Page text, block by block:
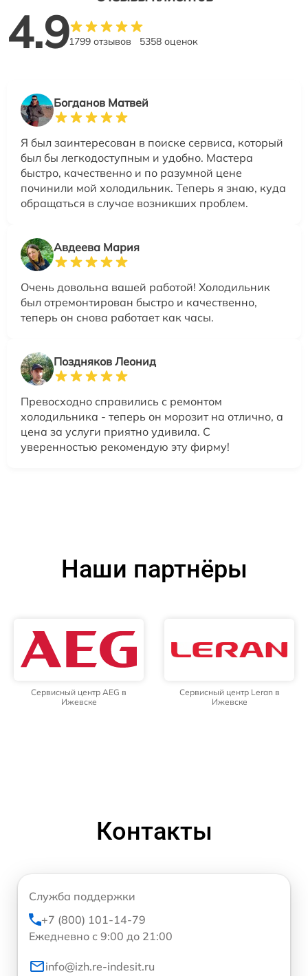
4.91799 отзывов 5358 оценок
Богданов Матвей
Я был заинтересован в поиске сервиса, который
был бы легкодоступным и удобно. Мастера
быстро, качественно и по разумной цене
починили мой холодильник. Теперь я знаю, куда
обращаться в случае возникших проблем.
Авдеева Мария
Очень довольна вашей работой! Холодильник
был отремонтирован быстро и качественно,
теперь он снова работает как часы.
Поздняков Леонид
Превосходно справились с ремонтом
холодильника - теперь он морозит на отлично, а
цена за услуги приятно удивила. С
уверенностью рекомендую эту фирму!
Наши партнёры
Сервисный центр AEG в
Ижевске
Сервисный центр Leran в
Ижевске
Контакты
Служба поддержки
+7 (800) 101-14-79
Ежедневно с 9:00 до 21:00
info@izh.re-indesit.ru